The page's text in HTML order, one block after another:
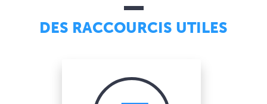
DES RACCOURCIS UTILES